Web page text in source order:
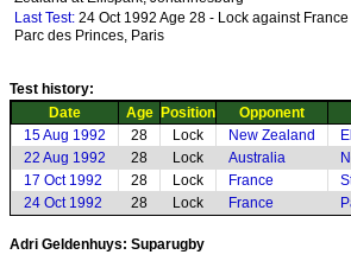
Last Test: 24 Oct 1992 Age 28 - Lock against France
Parc des Princes, Paris
Test history:
Date
Age Position Opponent
15 Aug 1992
28 Lock New Zealand
22 Aug 1992
28 Lock Australia
17 Oct 1992
28 Lock France
24 Oct 1992
28 Lock France
Adri Geldenhuys: Suparugby